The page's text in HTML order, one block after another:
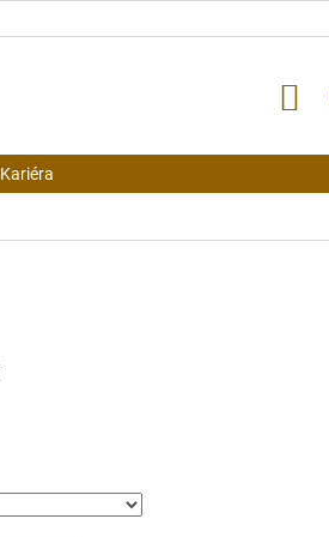
Kariéra